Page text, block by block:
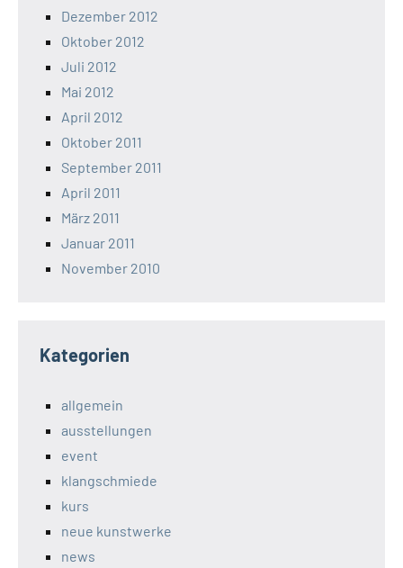
Dezember 2012
Oktober 2012
Juli 2012
Mai 2012
April 2012
Oktober 2011
September 2011
April 2011
März 2011
Januar 2011
November 2010
Kategorien
allgemein
ausstellungen
event
klangschmiede
kurs
neue kunstwerke
news